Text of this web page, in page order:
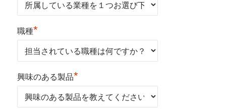
職種*
興味のある製品*